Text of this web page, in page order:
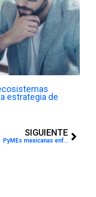
estrategia de
SIGUIENTE
PyMEs mexicanas enfrentan el Hot Sale 2026 con baja madurez financiera